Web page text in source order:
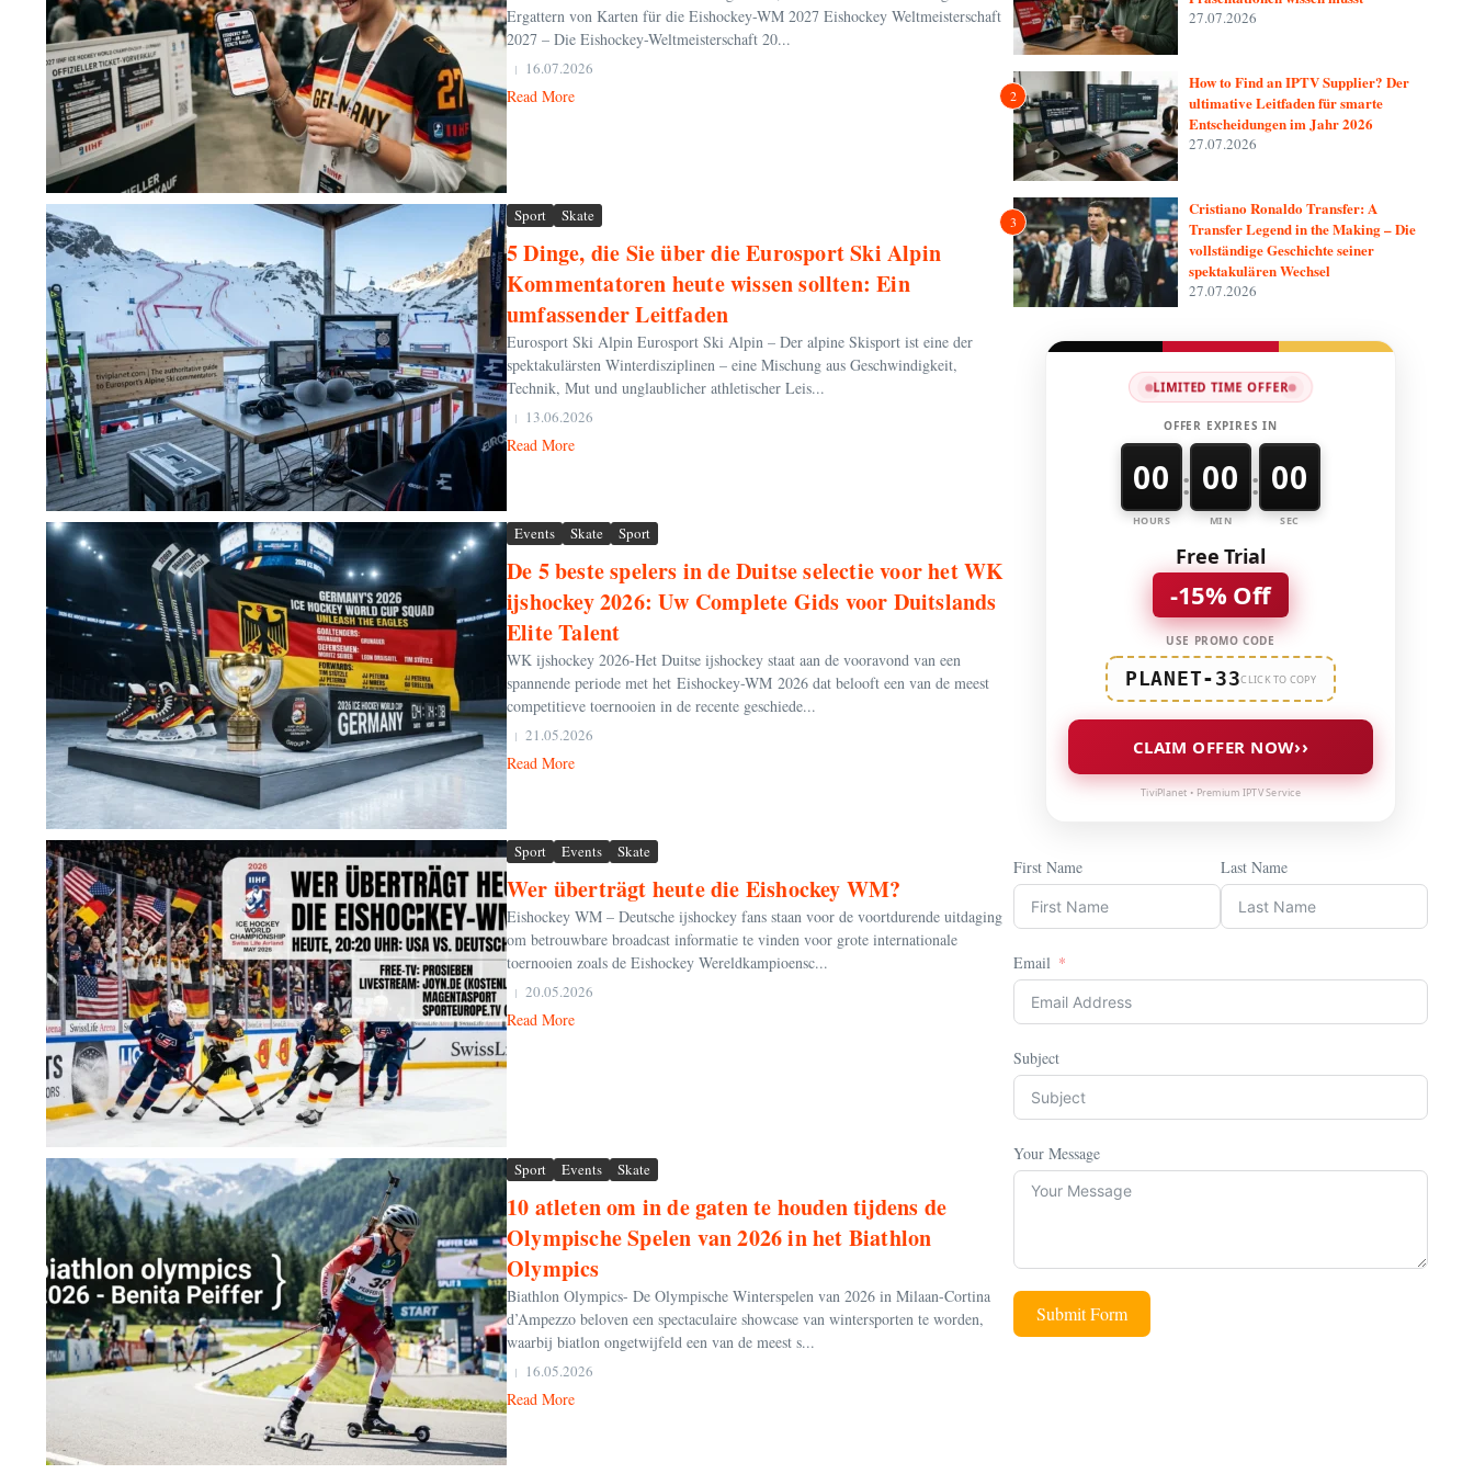
Ergattern von Karten für die Eishockey-WM 2027 Eishockey Weltmeisterschaft
2027 – Die Eishockey-Weltmeisterschaft 20...
16.07.2026
Read More
Sport Skate
5 Dinge, die Sie über die Eurosport Ski Alpin
Kommentatoren heute wissen sollten: Ein
umfassender Leitfaden
Eurosport Ski Alpin Eurosport Ski Alpin – Der alpine Skisport ist eine der
spektakulärsten Winterdisziplinen – eine Mischung aus Geschwindigkeit,
Technik, Mut und unglaublicher athletischer Leis...
13.06.2026
Read More
Events Skate Sport
De 5 beste spelers in de Duitse selectie voor het WK
ijshockey 2026: Uw Complete Gids voor Duitslands
Elite Talent
WK ijshockey 2026-Het Duitse ijshockey staat aan de vooravond van een
spannende periode met het Eishockey-WM 2026 dat belooft een van de meest
competitieve toernooien in de recente geschiede...
21.05.2026
Read More
Sport Events Skate
Wer überträgt heute die Eishockey WM?
Eishockey WM – Deutsche ijshockey fans staan voor de voortdurende uitdaging
om betrouwbare broadcast informatie te vinden voor grote internationale
toernooien zoals de Eishockey Wereldkampioensc...
20.05.2026
Read More
Sport Events Skate
10 atleten om in de gaten te houden tijdens de
Olympische Spelen van 2026 in het Biathlon
Olympics
Biathlon Olympics- De Olympische Winterspelen van 2026 in Milaan-Cortina
d’Ampezzo beloven een spectaculaire showcase van wintersporten te worden,
waarbij biatlon ongetwijfeld een van de meest s...
16.05.2026
Read More
27.07.2026
2
How to Find an IPTV Supplier? Der
ultimative Leitfaden für smarte
Entscheidungen im Jahr 2026
27.07.2026
3
Cristiano Ronaldo Transfer: A
Transfer Legend in the Making – Die
vollständige Geschichte seiner
spektakulären Wechsel
27.07.2026
LIMITED TIME OFFER
OFFER EXPIRES IN
00
HOURS
: 00
MIN
: 00
SEC
Free Trial
-15% Off
USE PROMO CODE
PLANET-33CLICK TO COPY
CLAIM OFFER NOW››
TiviPlanet • Premium IPTV Service
First Name Last Name
Email
Subject
Your Message
Submit Form